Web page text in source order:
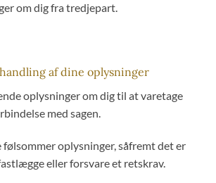
om dig fra tredjepart.
af dine oplysninger
oplysninger om dig til at varetage
med sagen.
følsommer oplysninger, såfremt det er
eller forsvare et retskrav.